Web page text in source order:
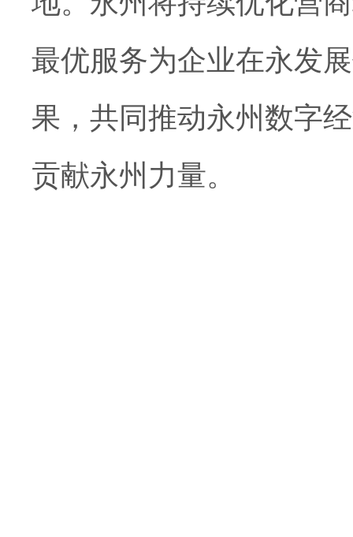
最优服务为企业在永发
果，共同推动永州数字
贡献永州力量。